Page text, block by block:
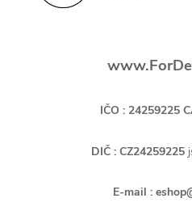
IČO : 24259225
DIČ : CZ24259225
E-mail :